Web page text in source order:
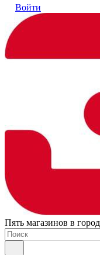
Войти
Пять магазинов в